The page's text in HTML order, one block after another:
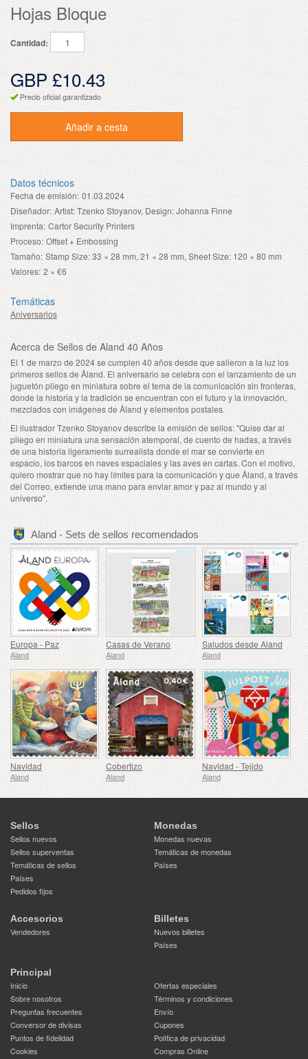
Hojas Bloque
Cantidad:
GBP £10.43
Precio oficial garantizado
Añadir a cesta
Datos técnicos
Fecha de emisión: 01.03.2024
Diseñador: Artist: Tzenko Stoyanov, Design: Johanna Finne
Imprenta: Cartor Security Printers
Proceso: Offset + Embossing
Tamaño: Stamp Size: 33 × 28 mm, 21 × 28 mm, Sheet Size: 120 × 80 mm
Valores: 2 × €6
Temáticas
Aniversarios
Acerca de Sellos de Aland 40 Años
El 1 de marzo de 2024 se cumplen 40 años desde que salieron a la luz los
primeros sellos de Åland. El aniversario se celebra con el lanzamiento de un
juguetón pliego en miniatura sobre el tema de la comunicación sin fronteras,
donde la historia y la tradición se encuentran con el futuro y la innovación,
mezclados con imágenes de Åland y elementos postales.
El ilustrador Tzenko Stoyanov describe la emisión de sellos: "Quise dar al
pliego en miniatura una sensación atemporal, de cuento de hadas, a través
de una historia ligeramente surrealista donde el mar se convierte en
espacio, los barcos en naves espaciales y las aves en cartas. Con el motivo,
quiero mostrar que no hay límites para la comunicación y que Åland, a través
del Correo, extiende una mano para enviar amor y paz al mundo y al
universo".
Aland - Sets de sellos recomendados
Europa - Paz
Aland
Casas de Verano
Aland
Saludos desde Aland
Aland
Navidad
Aland
Cobertizo
Aland
Navidad - Tejido
Aland
Sellos
Sellos nuevos
Sellos superventas
Temáticas de sellos
Países
Pedidos fijos
Monedas
Monedas nuevas
Temáticas de monedas
Países
Accesorios
Vendedores
Billetes
Nuevos billetes
Países
Principal
Inicio
Ofertas especiales
Sobre nosotros
Términos y condiciones
Preguntas frecuentes
Envío
Conversor de divisas
Cupones
Puntos de fidelidad
Política de privacidad
Cookies
Compras Online